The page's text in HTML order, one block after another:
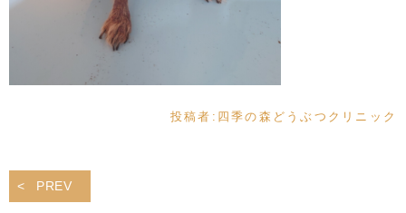
投稿者: 四季の森どうぶつクリニック
PREV